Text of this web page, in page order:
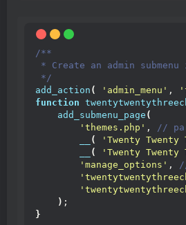
/**
* Create an admin
*/
add_action ( 'admin_menu' ,
function
add_submenu_page (
'themes.php' ,
//
( 'Twenty
( 'Twenty
'manage_options' ,
) ;
}